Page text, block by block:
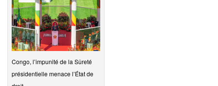
Congo, l’impunité de la Sûreté
présidentielle menace l’État de